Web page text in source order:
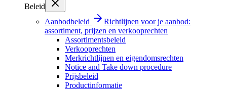
Beleid
Aanbodbeleid
Richtlijnen voor je aanbod:
assortiment, prijzen en verkooprechten
Assortimentsbeleid
Verkooprechten
Merkrichtlijnen en eigendomsrechten
Notice and Take down procedure
Prijsbeleid
Productinformatie